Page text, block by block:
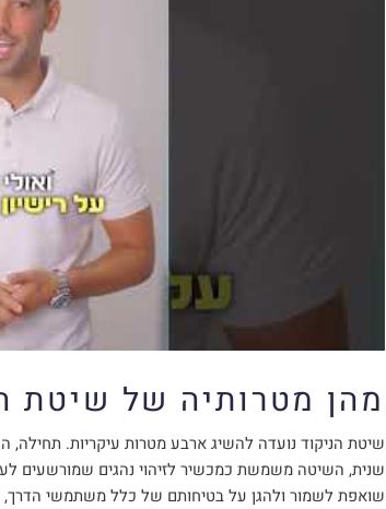
מהן מטרותיה של שיטת
שיטת הניקוד נועדה להשיג ארבע מטרות עיקריות.
שנית, השיטה משמשת כמכשיר לזיהוי נהגים שמורשעים
שואפת לשמור ולהגן על בטיחותם של כלל משתמשי